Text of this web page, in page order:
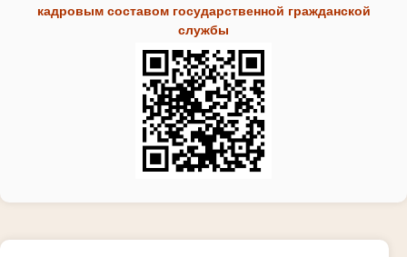
кадровым составом государственной гражданской
службы